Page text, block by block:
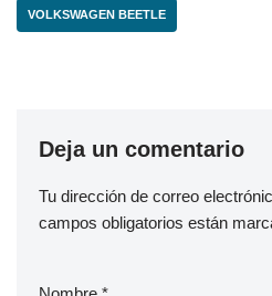
VOLKSWAGEN BEETLE
Deja un comentario
Tu dirección de correo
campos obligatorios están